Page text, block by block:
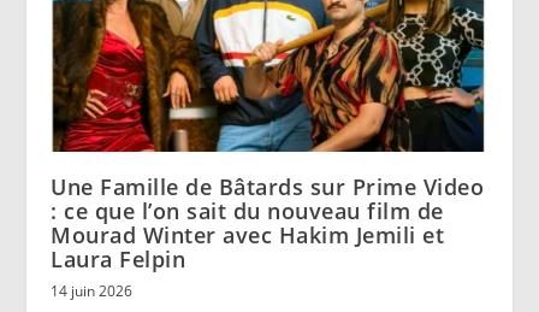
Une Famille de Bâtards sur Prime Video
: ce que l’on sait du nouveau film de
Mourad Winter avec Hakim Jemili et
Laura Felpin
14 juin 2026